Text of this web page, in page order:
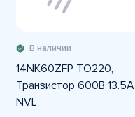
В наличии
14NK60ZFP TO220,
Транзистор 600В 13.5А
NVL